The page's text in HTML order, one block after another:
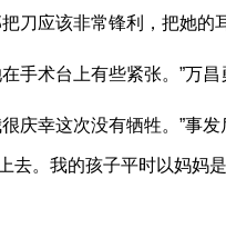
把刀应该非常锋利，把她的
在手术台上有些紧张。”万
很庆幸这次没有牺牲。”事
去。我的孩子平时以妈妈